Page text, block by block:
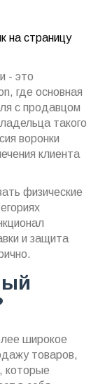
на страницу
- это
где основная
с продавцом
такого
воронки
клиента
физические
и защита
широкое
товаров,
которые